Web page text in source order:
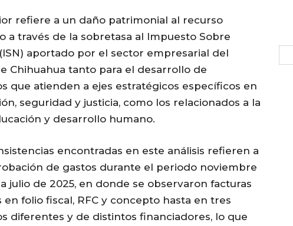
refiere a un daño patrimonial al recurso
a través de la sobretasa al Impuesto Sobre
aportado por el sector empresarial del
Chihuahua tanto para el desarrollo de
que atienden a ejes estratégicos específicos en
seguridad y justicia, como los relacionados a la
y desarrollo humano.
encontradas en este análisis refieren a
de gastos durante el periodo noviembre
julio de 2025, en donde se observaron facturas
en folio fiscal, RFC y concepto hasta en tres
diferentes y de distintos financiadores, lo que